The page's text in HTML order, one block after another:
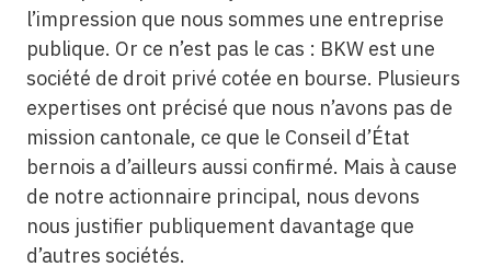
l’impression que nous sommes une entreprise
publique. Or ce n’est pas le cas : BKW est une
société de droit privé cotée en bourse. Plusieurs
expertises ont précisé que nous n’avons pas de
mission cantonale, ce que le Conseil d’État
bernois a d’ailleurs aussi confirmé. Mais à cause
de notre actionnaire principal, nous devons
nous justifier publiquement davantage que
d’autres sociétés.